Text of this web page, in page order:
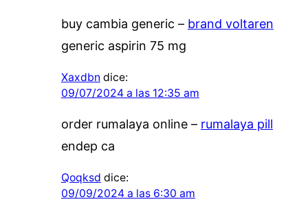
buy cambia generic – brand voltaren
generic aspirin 75 mg
Xaxdbn dice:
09/07/2024 a las 12:35 am
order rumalaya online – rumalaya pill
endep ca
Qoqksd dice:
09/09/2024 a las 6:30 am